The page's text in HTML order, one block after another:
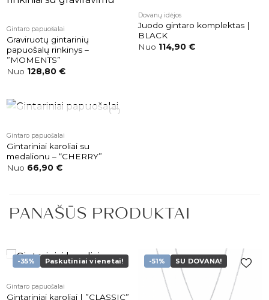
Gintaro papuošalai
Graviruotų gintarinių
papuošalų rinkinys –
”MOMENTS”
Nuo 128,80 €
patikusios
prekės
Dovanų idėjos
Juodo gintaro komplektas |
BLACK
Nuo 114,90 €
prekės
Gintaro papuošalai
Gintariniai karoliai su
medalionu – “CHERRY”
Nuo 66,90 €
PANAŠŪS PRODUKTAI
-35% Paskutiniai vienetai!
patikusios
Gintaro papuošalai
Gintariniai karoliai | ”CLASSIC”
-51% SU DOVANA!
Pridėti į
patikusios